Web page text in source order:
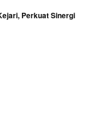
Perkuat Sinergi